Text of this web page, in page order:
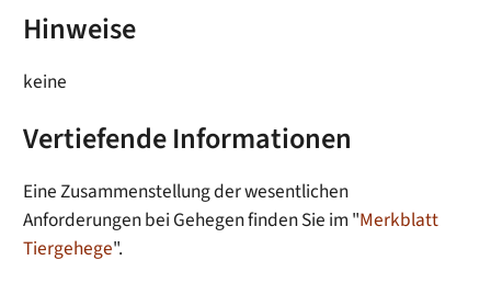
Hinweise
keine
Vertiefende Informationen
Eine Zusammenstellung der wesentlichen
Anforderungen bei Gehegen finden Sie im "Merkblatt
Tiergehege".